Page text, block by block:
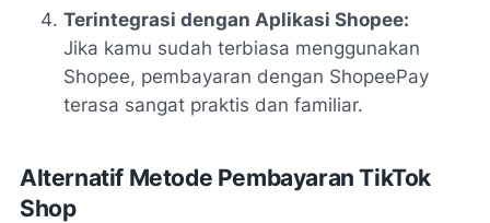
Terintegrasi dengan Aplikasi Shopee:
Jika kamu sudah terbiasa menggunakan
Shopee, pembayaran dengan ShopeePay
terasa sangat praktis dan familiar.
Alternatif Metode Pembayaran TikTok
Shop